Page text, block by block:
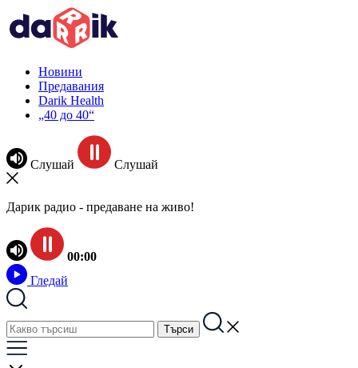
Новини
Предавания
Darik Health
„40 до 40“
Слушай Слушай
Дарик радио - предаване на живо!
00:00
Гледай